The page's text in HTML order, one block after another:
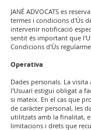
JANÉ ADVOCATS es
termes i condicions d'Ús
intervenir notificació
sentit és important que
Condicions d'Ús
Operativa
Dades personals. La
l'Usuari estigui obligat a
si mateix. En el cas que
de caràcter personal, les
utilitzats amb la finalitat,
limitacions i drets que